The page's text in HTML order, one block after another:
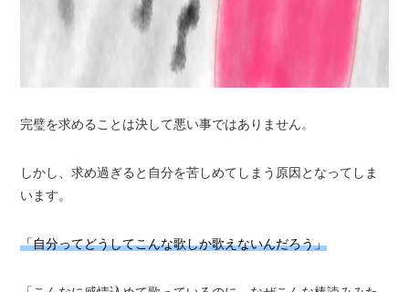
完璧を求めることは決して悪い事ではありません。
しかし、求め過ぎると自分を苦しめてしまう原因となってしま
います。
「自分ってどうしてこんな歌しか歌えないんだろう」